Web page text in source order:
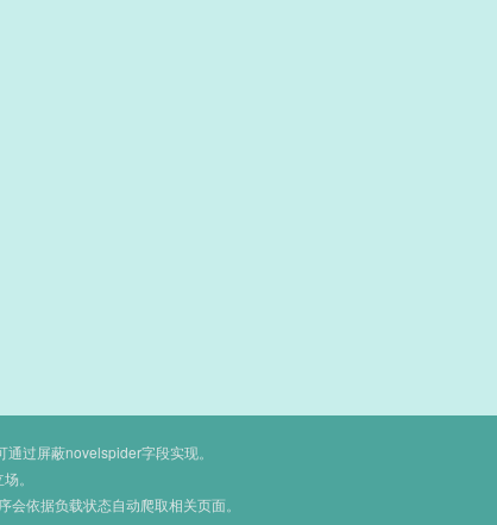
过屏蔽novelspider字段实现。
。
依据负载状态自动爬取相关页面。